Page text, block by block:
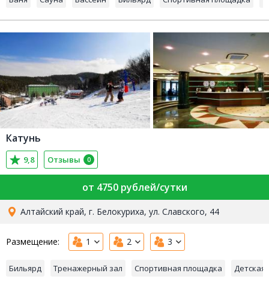
Катунь
9,8 Отзывы 0
от 4750 рублей/сутки
Алтайский край, г. Белокуриха, ул. Славского, 44
Размещение: 1 2 3
Бильярд Тренажерный зал Спортивная площадка